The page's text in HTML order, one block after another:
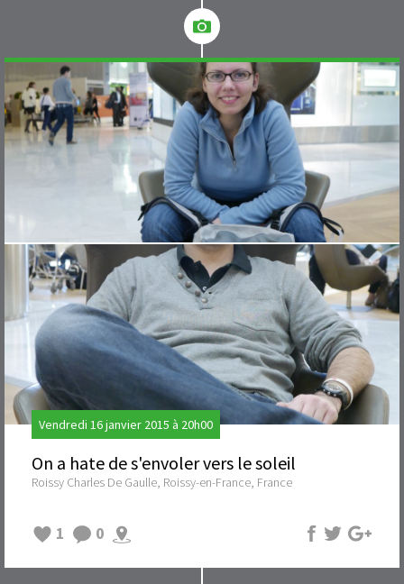
Vendredi 16 janvier 2015 à 20h00
On a hate de s'envoler vers le soleil
Roissy Charles De Gaulle, Roissy-en-France, France
1 0